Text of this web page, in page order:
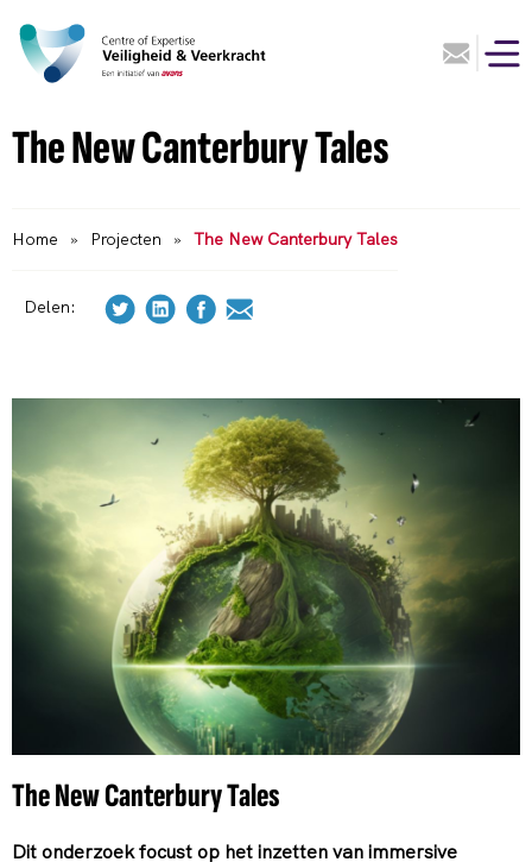
The New Canterbury Tales
Home » Projecten » The New Canterbury Tales
Delen:
The New Canterbury Tales
Dit onderzoek focust op het inzetten van immersive